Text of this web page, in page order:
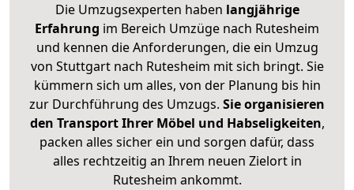
Die Umzugsexperten haben langjährige
Erfahrung im Bereich Umzüge nach Rutesheim
und kennen die Anforderungen, die ein Umzug
von Stuttgart nach Rutesheim mit sich bringt. Sie
kümmern sich um alles, von der Planung bis hin
zur Durchführung des Umzugs. Sie organisieren
den Transport Ihrer Möbel und Habseligkeiten,
packen alles sicher ein und sorgen dafür, dass
alles rechtzeitig an Ihrem neuen Zielort in
Rutesheim ankommt.